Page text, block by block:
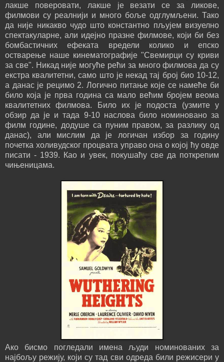
лакше поверовати, лакше је везати се за ликове,
филмови су реалнији и много боље одглумљени. Тако
да није никакво чудо што константно пљујем визуелно
спектакуларне, али идејно празне филмове, који би без
бомбастичних ефеката вредели колико и епско
остварење наше кинематографије "Свемирци су криви
за све". Никад није могуће рећи за много филмова да су
екстра квалитетни, само што је некад тај број био 10-12,
а данас је рецимо 2. Логично питање које се намеће би
било која је прва година са мало већим бројем веома
квалитетних филмова. Било их је подоста (узмите у
обзир да је и тада 9-10 наслова било номиновано за
филм године, додуше са пуним правом, за разлику од
данас), али мислим да је логичан избор за годину
почетка холивудског процвата управо она о којој ћу овде
писати - 1939. Као и увек, покушаћу све да поткрепим
чињеницама.
Ако бисмо погледали имена људи номинованих за
најбољу режију, који су тад сви одреда били режисери у